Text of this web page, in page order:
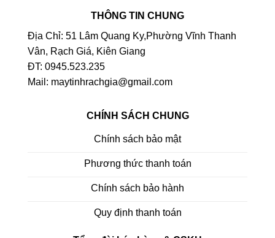
THÔNG TIN CHUNG
Địa Chỉ: 51 Lâm Quang Ky,Phường Vĩnh Thanh
Vân, Rạch Giá, Kiên Giang
ĐT: 0945.523.235
Mail: maytinhrachgia@gmail.com
CHÍNH SÁCH CHUNG
Chính sách bảo mật
Phương thức thanh toán
Chính sách bảo hành
Quy định thanh toán